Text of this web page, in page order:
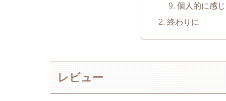
個人的に感
終わりに
レビュー